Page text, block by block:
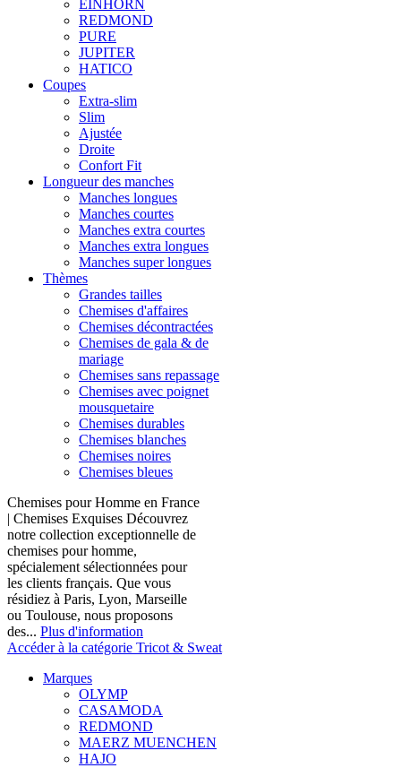
EINHORN
REDMOND
PURE
JUPITER
HATICO
Coupes
Extra-slim
Slim
Ajustée
Droite
Confort Fit
Longueur des manches
Manches longues
Manches courtes
Manches extra courtes
Manches extra longues
Manches super longues
Thèmes
Grandes tailles
Chemises d'affaires
Chemises décontractées
Chemises de gala & de
mariage
Chemises sans repassage
Chemises avec poignet
mousquetaire
Chemises durables
Chemises blanches
Chemises noires
Chemises bleues
Chemises pour Homme en France
| Chemises Exquises Découvrez
notre collection exceptionnelle de
chemises pour homme,
spécialement sélectionnées pour
les clients français. Que vous
résidiez à Paris, Lyon, Marseille
ou Toulouse, nous proposons
des... Plus d'information
Accéder à la catégorie Tricot & Sweat
Marques
OLYMP
CASAMODA
REDMOND
MAERZ MUENCHEN
HAJO